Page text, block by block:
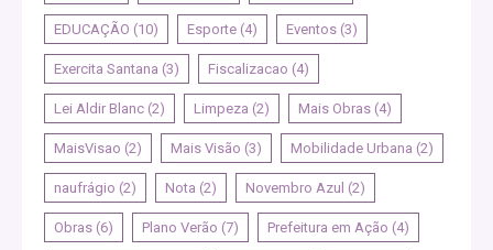
EDUCAÇÃO (10) Esporte (4) Eventos (3)
Exercita Santana (3) Fiscalizacao (4)
Lei Aldir Blanc (2) Limpeza (2) Mais Obras (4)
MaisVisao (2) Mais Visão (3) Mobilidade Urbana (2)
naufrágio (2) Nota (2) Novembro Azul (2)
Obras (6) Plano Verão (7) Prefeitura em Ação (4)